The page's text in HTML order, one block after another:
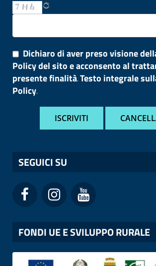
Dichiaro di aver preso visione
Policy del sito e acconsento al
presente finalità.Testo integrale
Policy.
SEGUICI SU
FONDI UE E SVILUPPO RURALE